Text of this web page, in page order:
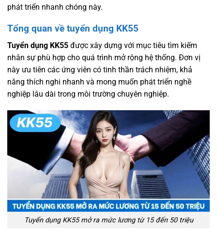
phát triển nhanh chóng này.
Tổng quan về tuyển dụng KK55
Tuyển dụng KK55 được xây dựng với mục tiêu tìm kiếm
nhân sự phù hợp cho quá trình mở rộng hệ thống. Đơn vị
này ưu tiên các ứng viên có tinh thần trách nhiệm, khả
năng thích nghi nhanh và mong muốn phát triển nghề
nghiệp lâu dài trong môi trường chuyên nghiệp.
Tuyển dụng KK55 mở ra mức lương từ 15 đến 50 triệu